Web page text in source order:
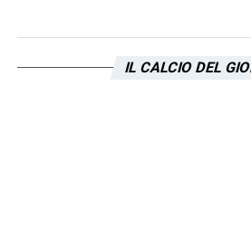
sua assenza in mezzo al
IL CALCIO DEL